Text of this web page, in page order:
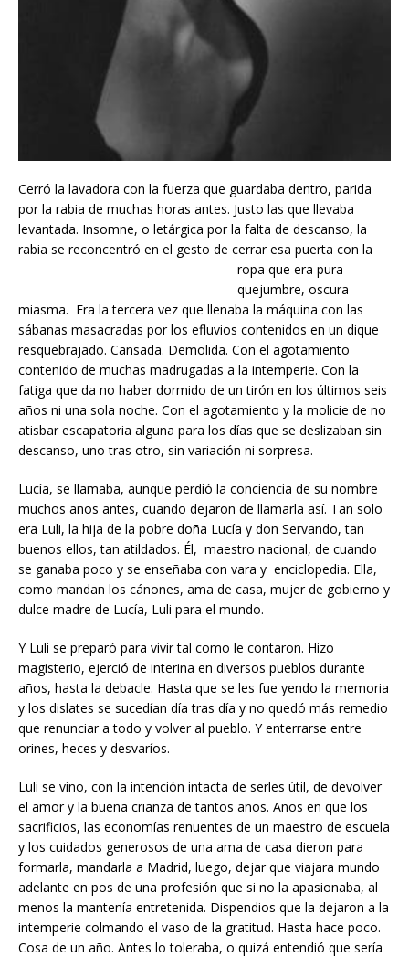
Cerró la lavadora con la fuerza que guardaba dentro, parida
por la rabia de muchas horas antes. Justo las que llevaba
levantada. Insomne, o letárgica por la falta de descanso, la
rabia se reconcentró en el gesto de cerrar esa puerta con la
ropa que era pura
quejumbre, oscura
miasma. Era la tercera vez que llenaba la máquina con las
sábanas masacradas por los efluvios contenidos en un dique
resquebrajado. Cansada. Demolida. Con el agotamiento
contenido de muchas madrugadas a la intemperie. Con la
fatiga que da no haber dormido de un tirón en los últimos seis
años ni una sola noche. Con el agotamiento y la molicie de no
atisbar escapatoria alguna para los días que se deslizaban sin
descanso, uno tras otro, sin variación ni sorpresa.
Lucía, se llamaba, aunque perdió la conciencia de su nombre
muchos años antes, cuando dejaron de llamarla así. Tan solo
era Luli, la hija de la pobre doña Lucía y don Servando, tan
buenos ellos, tan atildados. Él, maestro nacional, de cuando
se ganaba poco y se enseñaba con vara y enciclopedia. Ella,
como mandan los cánones, ama de casa, mujer de gobierno y
dulce madre de Lucía, Luli para el mundo.
Y Luli se preparó para vivir tal como le contaron. Hizo
magisterio, ejerció de interina en diversos pueblos durante
años, hasta la debacle. Hasta que se les fue yendo la memoria
y los dislates se sucedían día tras día y no quedó más remedio
que renunciar a todo y volver al pueblo. Y enterrarse entre
orines, heces y desvaríos.
Luli se vino, con la intención intacta de serles útil, de devolver
el amor y la buena crianza de tantos años. Años en que los
sacrificios, las economías renuentes de un maestro de escuela
y los cuidados generosos de una ama de casa dieron para
formarla, mandarla a Madrid, luego, dejar que viajara mundo
adelante en pos de una profesión que si no la apasionaba, al
menos la mantenía entretenida. Dispendios que la dejaron a la
intemperie colmando el vaso de la gratitud. Hasta hace poco.
Cosa de un año. Antes lo toleraba, o quizá entendió que sería